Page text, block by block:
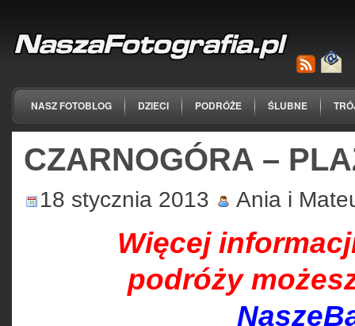
NASZ FOTOBLOG DZIECI PODRÓŻE ŚLUBNE
CZARNOGÓRA –
18 stycznia 2013 Ania i
Więcej
podróży